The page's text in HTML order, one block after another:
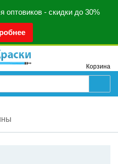
- скидки до 30%
Корзина